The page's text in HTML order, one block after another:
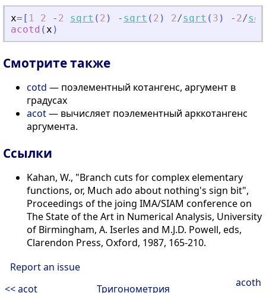
x= [ 1 2 - 2 sqrt ( 2 ) - sqrt ( 2 ) 2/sqrt ( 3 ) - 2/
acotd (x )
Смотрите также
cotd — поэлементный котангенс, аргумент в
градусах
acot— вычисляет поэлементный арккотангенс
аргумента.
Ссылки
Kahan, W., "Branch cuts for complex elementary
functions, or, Much ado about nothing's sign bit",
Proceedings of the joing IMA/SIAM conference on
The State of the Art in Numerical Analysis, University
of Birmingham, A. Iserles and M.J.D. Powell, eds,
Clarendon Press, Oxford, 1987, 165-210.
Report an issue
<< acot
Тригонометрия
acoth